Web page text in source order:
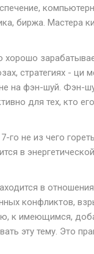
биржа. Мастера
хорошо
стратегиях -
на фэн-шуй. Фэн-
для тех, кто
го не из чего
в
в
конфликтов,
к имеющимся,
эту тему. Это